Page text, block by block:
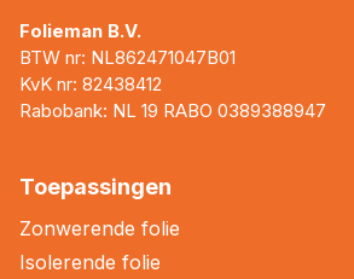
Folieman B.V.
BTW nr: NL862471047B01
KvK nr: 82438412
Rabobank: NL 19 RABO 0389388947
Toepassingen
Zonwerende folie
Isolerende folie